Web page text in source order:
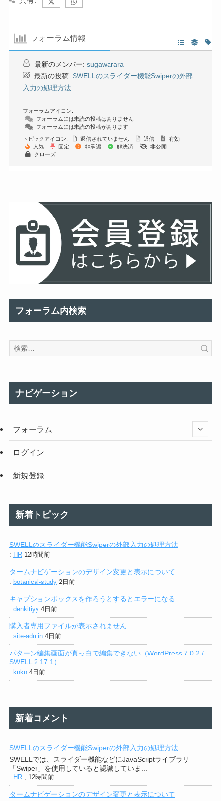
フォーラム情報
最新のメンバー: sugawarara
最新の投稿: SWELLのスライダー機能Swiperの外部
入力の処理方法
フォーラムアイコン:
フォーラムには未読の投稿はありません
フォーラムには未読の投稿があります
トピックアイコン:
返信されていません 返信
有効
人気
固定 非承認 解決済
非公開
クローズ
フォーラム内検索
ナビゲーション
フォーラム
ログイン
新規登録
新着トピック
SWELLのスライダー機能Swiperの外部入力の処理方法
: HR 12時間前
タームナビゲーションのデザイン変更と表示について
: botanical-study 2日前
キャプションボックスを作ろうとするとエラーになる
: denkitiyy 4日前
購入者専用ファイルが表示されません
: site-admin 4日前
パターン編集画面が真っ白で編集できない（WordPress 7.0.2 /
SWELL 2.17.1）
: knkn 4日前
新着コメント
SWELLのスライダー機能Swiperの外部入力の処理方法
SWELLでは、スライダー機能などにJavaScriptライブラリ
「Swiper」を使用していると認識していま...
: HR, 12時間前
タームナビゲーションのデザイン変更と表示について